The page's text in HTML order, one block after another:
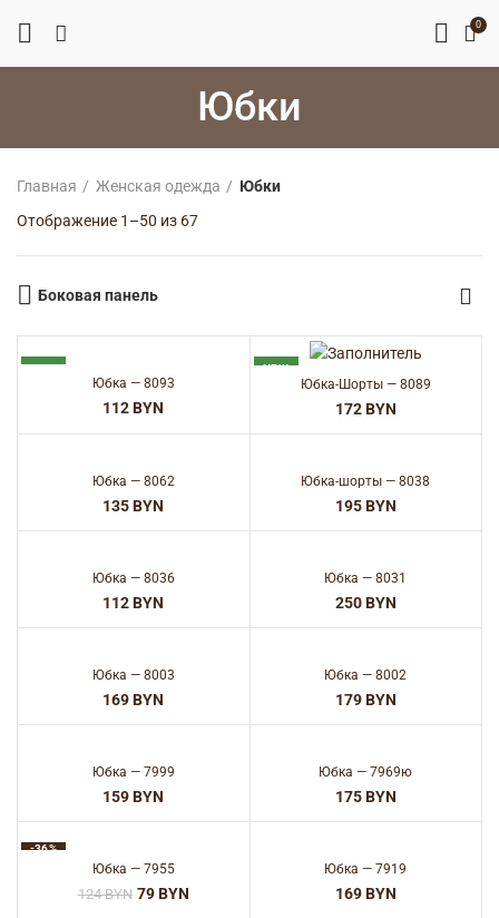
0
Юбки
Главная Женская одежда
Юбки
Отображение 1–50 из 67Сортировка:
Боковая панель
NEW
Юбка — 8093
BYN
NEW
Юбка-Шорты — 8089
BYN
Юбка — 8062
BYN
Юбка-шорты — 8038
BYN
Юбка — 8036
BYN
Юбка — 8031
BYN
Юбка — 8003
BYN
Юбка — 8002
BYN
Юбка — 7999
BYN
Юбка — 7969ю
BYN
-36%
Юбка — 7955
124BYN 79BYN
Юбка — 7919
BYN